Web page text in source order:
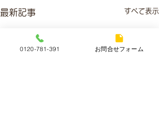
最新記事 すべて表示
0120-781-391 お問合せフォーム